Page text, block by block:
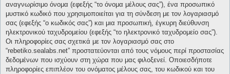
αναγνωρίσιμο όνομα (εφεξής “το όνομα μέλους σας”), ένα προσωπικό
μυστικό κωδικό που χρησιμοποιείται για τη σύνδεση με τον λογαριασμό
σας (εφεξής “ο κωδικός σας”) και μια προσωπική, έγκυρη διεύθυνση
ηλεκτρονικού ταχυδρομείου (εφεξής “το ηλεκτρονικό ταχυδρομείο σας”).
Οι πληροφορίες σας σχετικά με τον λογαριασμό σας στο
“rebetiko.sealabs.net” προστατεύονται από τους νόμους περί προστασίας
δεδομένων που ισχύουν στη χώρα που μας φιλοξενεί. Οποιεσδήποτε
πληροφορίες επιπλέον του ονόματος μέλους σας, του κωδικού και του